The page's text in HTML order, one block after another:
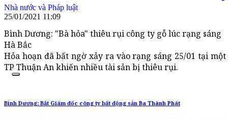
Nhà nước và Pháp luật
25/01/2021 11:09
Bình Dương: "Bà hỏa" thiêu rụi công ty gỗ lúc rạng sáng
Hà Bắc
Hỏa hoạn đã bất ngờ xảy ra vào rạng sáng 25/01 tại
TP Thuận An khiến nhiều tài sản bị thiêu rụi.
Bình Dương: Bắt Giám đốc công ty bất động sản Ba Thành Phát